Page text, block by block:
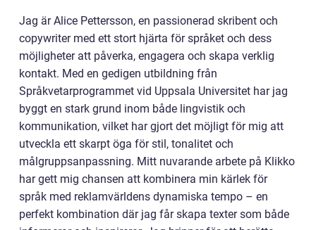
Jag är Alice Pettersson, en passionerad skribent och
copywriter med ett stort hjärta för språket och dess
möjligheter att påverka, engagera och skapa verklig
kontakt. Med en gedigen utbildning från
Språkvetarprogrammet vid Uppsala Universitet har jag
byggt en stark grund inom både lingvistik och
kommunikation, vilket har gjort det möjligt för mig att
utveckla ett skarpt öga för stil, tonalitet och
målgruppsanpassning. Mitt nuvarande arbete på Klikko
har gett mig chansen att kombinera min kärlek för
språk med reklamvärldens dynamiska tempo – en
perfekt kombination där jag får skapa texter som både